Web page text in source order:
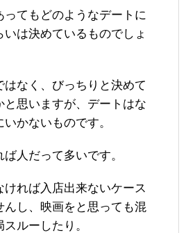
ってもどのようなデートに
は決めているものでしょ
はなく、びっちりと決めて
と思いますが、デートはな
かないものです。
人だって多いです。
れば入店出来ないケース
んし、映画をと思っても混
ルーしたり。